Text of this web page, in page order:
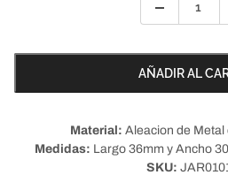
AÑADIR AL
Material: Aleacion de Metal
Medidas: Largo 36mm y Ancho
SKU: